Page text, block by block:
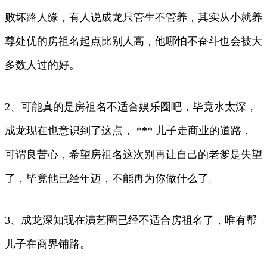
败坏路人缘，有人说成龙只管生不管养，其实从小就养
尊处优的房祖名起点比别人高，他哪怕不奋斗也会被大
多数人过的好。
2、可能真的是房祖名不适合娱乐圈吧，毕竟水太深，
成龙现在也意识到了这点， *** 儿子走商业的道路，
可谓良苦心，希望房祖名这次别再让自己的老爹是失望
了，毕竟他已经年迈，不能再为你做什么了。
3、成龙深知现在演艺圈已经不适合房祖名了，唯有帮
儿子在商界铺路。